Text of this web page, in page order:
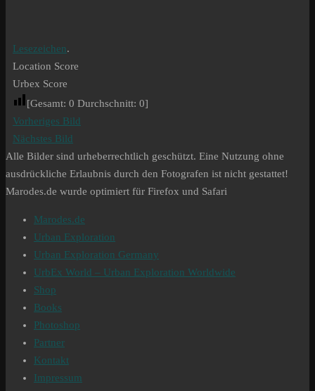
Lesezeichen.
Location Score
Urbex Score
[Gesamt: 0 Durchschnitt: 0]
Vorheriges Bild
Nächstes Bild
Alle Bilder sind urheberrechtlich geschützt. Eine Nutzung ohne
ausdrückliche Erlaubnis durch den Fotografen ist nicht gestattet!
Marodes.de wurde optimiert für Firefox und Safari
Marodes.de
Urban Exploration
Urban Exploration Germany
UrbEx World – Urban Exploration Worldwide
Shop
Books
Photoshop
Partner
Kontakt
Impressum